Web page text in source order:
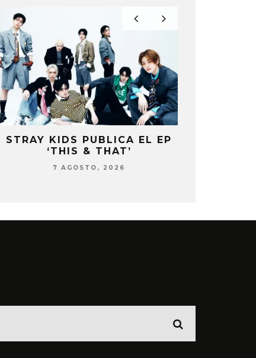
STRAY KIDS PUBLICA EL EP
‘THIS & THAT’
7 AGOSTO, 2026